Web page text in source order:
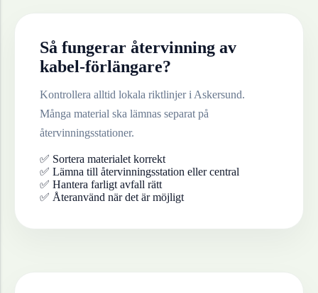
Så fungerar återvinning av
kabel-förlängare?
Kontrollera alltid lokala riktlinjer i Askersund.
Många material ska lämnas separat på
återvinningsstationer.
✅ Sortera materialet korrekt
✅ Lämna till återvinningsstation eller central
✅ Hantera farligt avfall rätt
✅ Återanvänd när det är möjligt